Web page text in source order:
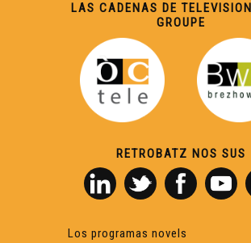
Colonjas - Los secrets de Fred
Lo còp de Jarnac - Los secrets de
L’Istòria deus Rosiers Daus Gletons
Lo Gabinet de las curiositas - Los
Lo Castèth de Crazannes - Los
LAS CADENAS DE
GROUPE
RETROBATZ NOS SUS
Los programas novels